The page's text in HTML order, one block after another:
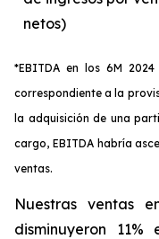
netos)
*EBITDA en los 6M
correspondiente a la
la adquisición de una
cargo, EBITDA habría
ventas.
Nuestras ventas
disminuyeron